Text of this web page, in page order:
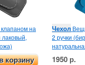
на
лаковый,
корзину
Чехол
2 ручки
1950 р.